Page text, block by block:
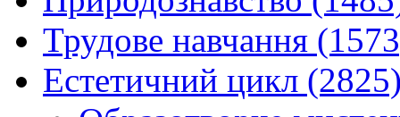
Трудове навчання
Естетичний цикл